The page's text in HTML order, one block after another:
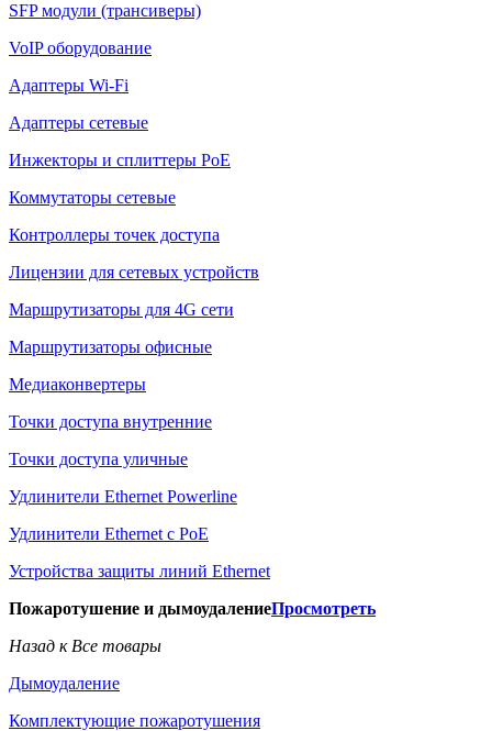
SFP модули (трансиверы)
VoIP оборудование
Адаптеры Wi-Fi
Адаптеры сетевые
Инжекторы и сплиттеры РоЕ
Коммутаторы сетевые
Контроллеры точек доступа
Лицензии для сетевых устройств
Маршрутизаторы для 4G сети
Маршрутизаторы офисные
Медиаконвертеры
Точки доступа внутренние
Точки доступа уличные
Удлинители Ethernet Powerline
Удлинители Ethernet с PoE
Устройства защиты линий Ethernet
Пожаротушение и дымоудалениеПросмотреть
Назад к Все товары
Дымоудаление
Комплектующие пожаротушения